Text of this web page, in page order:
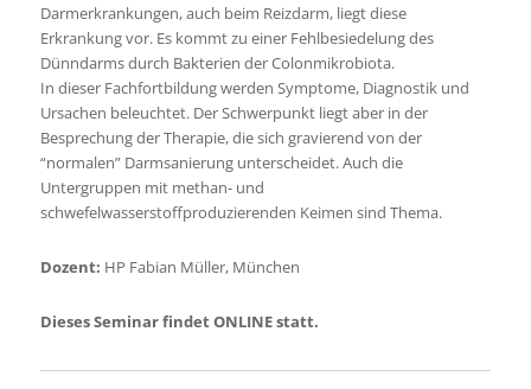
Darmerkrankungen, auch beim Reizdarm, liegt diese
Erkrankung vor. Es kommt zu einer Fehlbesiedelung des
Dünndarms durch Bakterien der Colonmikrobiota.
In dieser Fachfortbildung werden Symptome, Diagnostik und
Ursachen beleuchtet. Der Schwerpunkt liegt aber in der
Besprechung der Therapie, die sich gravierend von der
“normalen” Darmsanierung unterscheidet. Auch die
Untergruppen mit methan- und
schwefelwasserstoffproduzierenden Keimen sind Thema.
Dozent: HP Fabian Müller, München
Dieses Seminar findet ONLINE statt.